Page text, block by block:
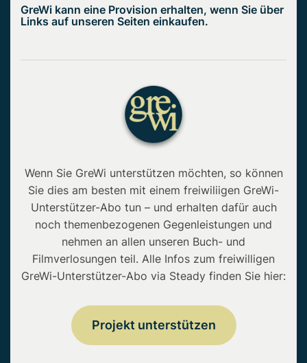
GreWi kann eine Provision erhalten, wenn Sie über
Links auf unseren Seiten einkaufen.
Wenn Sie GreWi unterstützen möchten, so können
Sie dies am besten mit einem freiwiliigen GreWi-
Unterstützer-Abo tun – und erhalten dafür auch
noch themenbezogenen Gegenleistungen und
nehmen an allen unseren Buch- und
Filmverlosungen teil. Alle Infos zum freiwilligen
GreWi-Unterstützer-Abo via Steady finden Sie hier:
Projekt unterstützen